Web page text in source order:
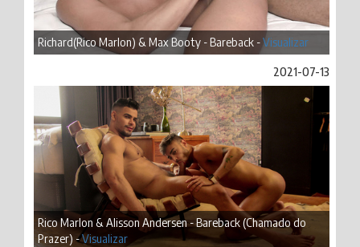
Richard(Rico Marlon) & Max Booty - Bareback -Visualizar
2021-07-13
Rico Marlon & Alisson Andersen - Bareback (Chamado do
Prazer) -Visualizar